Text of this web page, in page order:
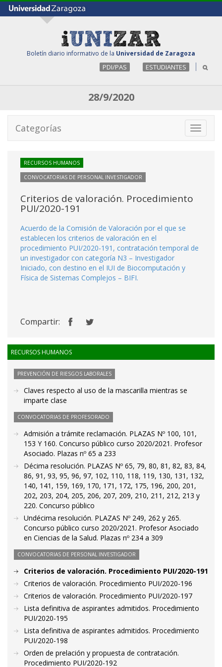
Boletín diario informativo de la Universidad de Zaragoza
PDI/PAS ESTUDIANTES
28/9/2020
Toggle
Categorías
RECURSOS HUMANOS
CONVOCATORIAS DE PERSONAL INVESTIGADOR
Criterios de valoración. Procedimiento
PUI/2020-191
Acuerdo de la Comisión de Valoración por el que se
establecen los criterios de valoración en el
procedimiento PUI/2020-191, contratación temporal de
un investigador con categoría N3 – Investigador
Iniciado, con destino en el IUI de Biocomputación y
Física de Sistemas Complejos – BIFI.
Compartir:
RECURSOS HUMANOS
PREVENCIÓN DE RIESGOS LABORALES
Claves respecto al uso de la mascarilla mientras se
imparte clase
CONVOCATORIAS DE PROFESORADO
Admisión a trámite reclamación. PLAZAS Nº 100, 101,
153 Y 160. Concurso público curso 2020/2021. Profesor
Asociado. Plazas nº 65 a 233
Décima resolución. PLAZAS Nº 65, 79, 80, 81, 82, 83, 84,
86, 91, 93, 95, 96, 97, 102, 110, 118, 119, 130, 131, 132,
140, 141, 159, 169, 170, 171, 172, 175, 196, 200, 201,
202, 203, 204, 205, 206, 207, 209, 210, 211, 212, 213 y
220. Concurso público
Undécima resolución. PLAZAS Nº 249, 262 y 265.
Concurso público curso 2020/2021. Profesor Asociado
en Ciencias de la Salud. Plazas nº 234 a 309
CONVOCATORIAS DE PERSONAL INVESTIGADOR
Criterios de valoración. Procedimiento PUI/2020-191
Criterios de valoración. Procedimiento PUI/2020-196
Criterios de valoración. Procedimiento PUI/2020-197
Lista definitiva de aspirantes admitidos. Procedimiento
PUI/2020-195
Lista definitiva de aspirantes admitidos. Procedimiento
PUI/2020-198
Orden de prelación y propuesta de contratación.
Procedimiento PUI/2020-192